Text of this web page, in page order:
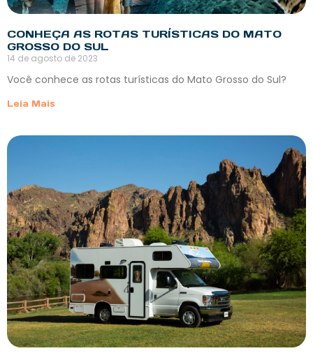
CONHEÇA AS ROTAS TURÍSTICAS DO MATO
GROSSO DO SUL
14 de agosto de 2023
Você conhece as rotas turísticas do Mato Grosso do Sul?
Leia Mais